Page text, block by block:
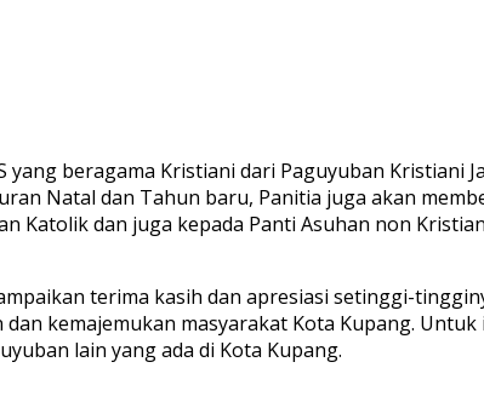
beragama Kristiani dari Paguyuban Kristiani
Natal dan Tahun baru, Panitia juga akan
Katolik dan juga kepada Panti Asuhan non
terima kasih dan apresiasi setinggi-
kemajemukan masyarakat Kota Kupang.
lain yang ada di Kota Kupang.